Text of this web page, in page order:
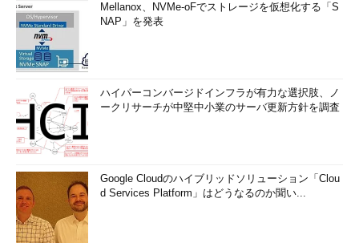
Mellanox、NVMe-oFでストレージを仮想化する「S
NAP」を発表
ハイパーコンバージドインフラが有力な選択肢、ノ
ークリサーチが中堅中小業のサーバ更新方針を調査
Google Cloudのハイブリッドソリューション「Clou
d Services Platform」はどうなるのか聞い...